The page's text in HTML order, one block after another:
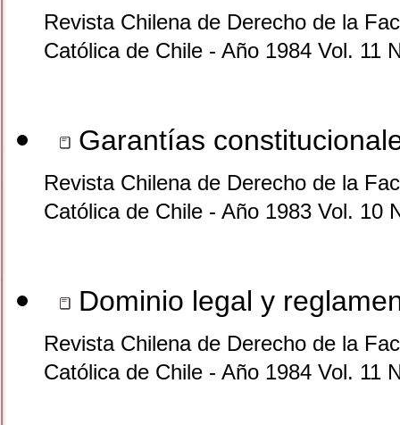
Revista Chilena de Derecho de la
Católica de Chile - Año 1984 Vol. 11
Garantías
Revista Chilena de Derecho de la
Católica de Chile - Año 1983 Vol. 10
Dominio legal y
Revista Chilena de Derecho de la
Católica de Chile - Año 1984 Vol. 11